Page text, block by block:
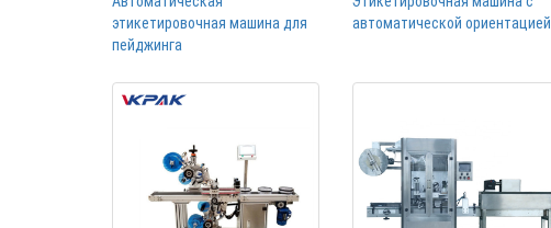
этикетировочная машина для
пейджинга
автоматической ориентацией